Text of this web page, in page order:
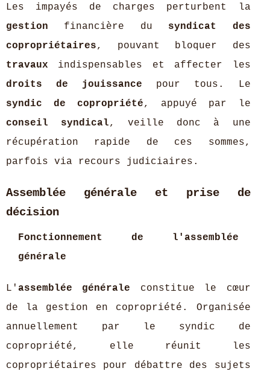
Les impayés de charges perturbent la
gestion financière du syndicat des
copropriétaires, pouvant bloquer des
travaux indispensables et affecter les
droits de jouissance pour tous. Le
syndic de copropriété, appuyé par le
conseil syndical, veille donc à une
récupération rapide de ces sommes,
parfois via recours judiciaires.
Assemblée générale et prise de
décision
Fonctionnement de l'assemblée
générale
L' assemblée générale constitue le cœur
de la gestion en copropriété. Organisée
annuellement par le syndic de
copropriété, elle réunit les
copropriétaires pour débattre des sujets